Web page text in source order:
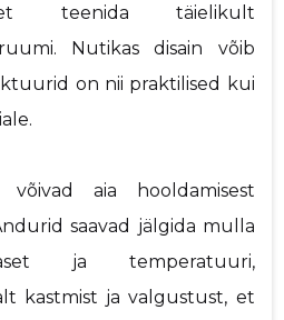
et teenida täielikult
Nutikas disain võib
on nii praktilised kui
võivad aia hooldamisest
saavad jälgida mulla
ja temperatuuri,
kastmist ja valgustust, et